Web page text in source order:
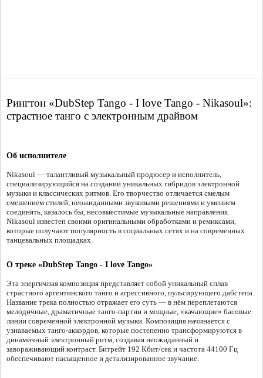
Рингтон «DubStep Tango - I love Tango - Nikasoul»:
страстное танго с электронным драйвом
Об исполнителе
Nikasoul — талантливый музыкальный продюсер и исполнитель,
специализирующийся на создании уникальных гибридов электронной
музыки и классических ритмов. Его творчество отличается смелым
смешением стилей, неожиданными звуковыми решениями и умением
соединять, казалось бы, несовместимые музыкальные направления.
Nikasoul известен своими оригинальными обработками и ремиксами,
которые получают популярность в социальных сетях и на современных
танцевальных площадках.
О треке «DubStep Tango - I love Tango»
Эта энергичная композиция представляет собой уникальный сплав
страстного аргентинского танго и агрессивного, пульсирующего дабстепа.
Название трека полностью отражает его суть — в нём переплетаются
мелодичные, драматичные танго-партии и мощные, «качающие» басовые
линии современной электронной музыки. Композиция начинается с
узнаваемых танго-аккордов, которые постепенно трансформируются в
динамичный электронный ритм, создавая неожиданный и
завораживающий контраст. Битрейт 192 Кбит/сек и частота 44100 Гц
обеспечивают насыщенное и детализированное звучание.